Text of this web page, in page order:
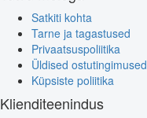
Satkiti kohta
Tarne ja tagastused
Privaatsuspoliitika
Üldised ostutingimused
Küpsiste poliitika
Klienditeenindus